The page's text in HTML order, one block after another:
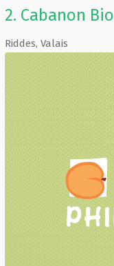
2. Cabanon Bio
Riddes, Valais